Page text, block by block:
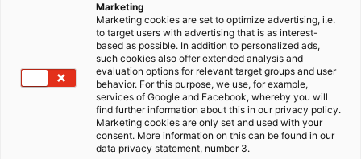
và dây vào tay những thợ thủ công đang đợi chờ là
Không có định dạng chuẩn cho địa chỉ, nhưng có
Klaus Münchenbach. Là quản lý dự án về logistics, anh
và đội của mình, gồm 7 người, chịu trách nhiệm, giữa
những việc khác, cho việc ghi nhãn và đóng gói từng
lô hàng theo yêu cầu của khách hàng, đồng thời đảm
Marketing
Marketing cookies are set to optimize advertising, i.e.
to target users with advertising that is as interest-
based as possible. In addition to personalized ads,
such cookies also offer extended analysis and
evaluation options for relevant target groups and user
behavior. For this purpose, we use, for example,
services of Google and Facebook, whereby you will
find further information about this in our privacy policy.
Marketing cookies are only set and used with your
consent. More information on this can be found in our
data privacy statement, number 3.